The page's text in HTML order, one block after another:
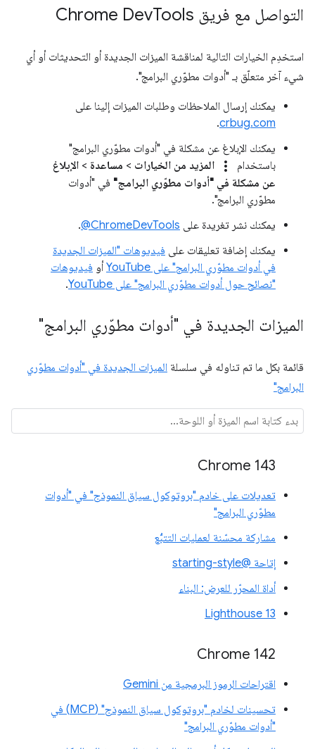
التواصل مع فريق Chrome Dev Tools
استخدِم الخيارات التالية لمناقشة الميزات الجديدة أو التحديثات أو أي
شيء آخر متعلّق بـ "أدوات مطوّري البرامج".
يمكنك إرسال الملاحظات وطلبات الميزات إلينا على
crbug.com
.
يمكنك الإبلاغ عن مشكلة في "أدوات مطوّري البرامج"
باستخدام
more_vert المزيد من الخيارات > مساعدة > الإبلاغ
عن مشكلة في "أدوات مطوّري البرامج" في "أدوات
مطوّري البرامج".
يمكنك نشر تغريدة على ‎@ChromeDevTools
.
يمكنك إضافة تعليقات على فيديوهات "الميزات الجديدة
في أدوات مطوّري البرامج" على YouTube
أو فيديوهات
"نصائح حول أدوات مطوّري البرامج" على YouTube
.
الميزات الجديدة في "أدوات مطوّري البرامج"
قائمة بكل ما تم تناوله في سلسلة الميزات الجديدة في "أدوات مطوّري
البرامج"
Chrome 143
تعديلات على خادم "بروتوكول سياق النموذج" في "أدوات
مطوّري البرامج"
مشاركة محسّنة لعمليات التتبُّع
إتاحة @starting-style
أداة المحرّر للعرض: البناء
Lighthouse 13
Chrome 142
اقتراحات الرموز البرمجية من Gemini
تحسينات لخادم "بروتوكول سياق النموذج" (MCP) في
"أدوات مطوّري البرامج"